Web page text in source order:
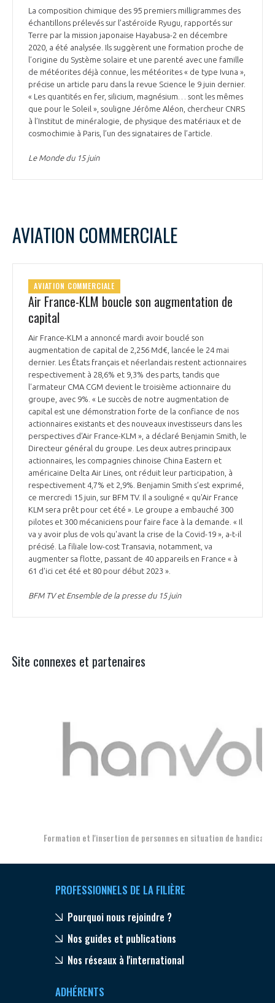
La composition chimique des 95 premiers milligrammes des
échantillons prélevés sur l’astéroïde Ryugu, rapportés sur
Terre par la mission japonaise Hayabusa-2 en décembre
2020, a été analysée. Ils suggèrent une formation proche de
l’origine du Système solaire et une parenté avec une famille
de météorites déjà connue, les météorites « de type Ivuna »,
précise un article paru dans la revue Science le 9 juin dernier.
« Les quantités en fer, silicium, magnésium… sont les mêmes
que pour le Soleil », souligne Jérôme Aléon, chercheur CNRS
à l’Institut de minéralogie, de physique des matériaux et de
cosmochimie à Paris, l’un des signataires de l’article.
Le Monde du 15 juin
AVIATION COMMERCIALE
AVIATION COMMERCIALE
Air France-KLM boucle son augmentation de
capital
Air France-KLM a annoncé mardi avoir bouclé son
augmentation de capital de 2,256 Md€, lancée le 24 mai
dernier. Les États français et néerlandais restent actionnaires
respectivement à 28,6% et 9,3% des parts, tandis que
l'armateur CMA CGM devient le troisième actionnaire du
groupe, avec 9%. « Le succès de notre augmentation de
capital est une démonstration forte de la confiance de nos
actionnaires existants et des nouveaux investisseurs dans les
perspectives d'Air France-KLM », a déclaré Benjamin Smith, le
Directeur général du groupe. Les deux autres principaux
actionnaires, les compagnies chinoise China Eastern et
américaine Delta Air Lines, ont réduit leur participation, à
respectivement 4,7% et 2,9%. Benjamin Smith s’est exprimé,
ce mercredi 15 juin, sur BFM TV. Il a souligné « qu'Air France
KLM sera prêt pour cet été ». Le groupe a embauché 300
pilotes et 300 mécaniciens pour faire face à la demande. « Il
va y avoir plus de vols qu'avant la crise de la Covid-19 », a-t-il
précisé. La filiale low-cost Transavia, notamment, va
augmenter sa flotte, passant de 40 appareils en France « à
61 d'ici cet été et 80 pour début 2023 ».
BFM TV et Ensemble de la presse du 15 juin
Site connexes et partenaires
Formation et l'insertion de personnes en situation de handicap
PROFESSIONNELS DE LA FILIÈRE
Pourquoi nous rejoindre ?
Nos guides et publications
Nos réseaux à l'international
ADHÉRENTS